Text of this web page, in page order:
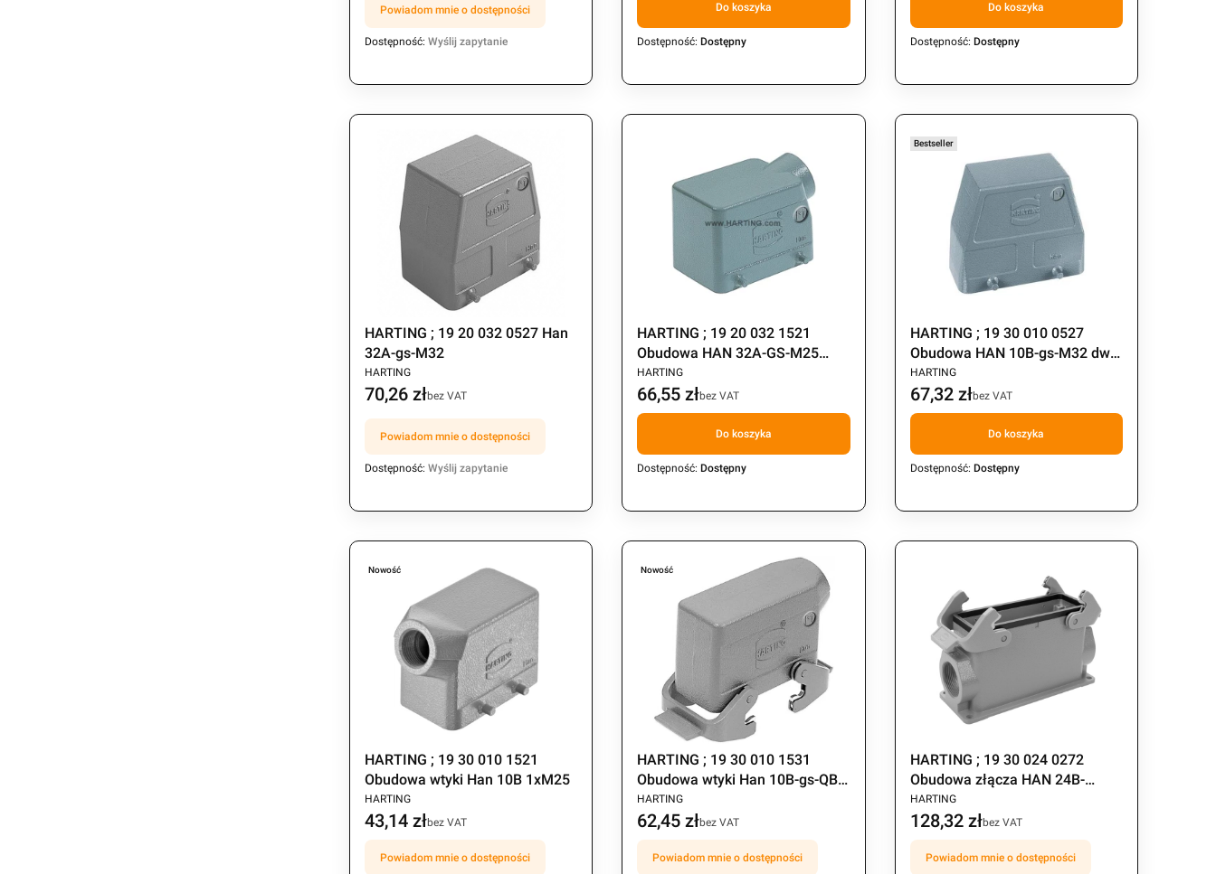
Powiadom mnie o dostępności
Dostępność: Wyślij zapytanie
Do koszyka
Dostępność: Dostępny
Do koszyka
Dostępność: Dostępny
HARTING ; 19 20 032 0527 Han
32A-gs-M32
PRODUCENT
HARTING
Cena
70,26 złbez VAT
Powiadom mnie o dostępności
Dostępność: Wyślij zapytanie
HARTING ; 19 20 032 1521
Obudowa HAN 32A-GS-M25
dwie klamry
PRODUCENT
HARTING
Cena
66,55 złbez VAT
Do koszyka
Dostępność: Dostępny
Bestseller
HARTING ; 19 30 010 0527
Obudowa HAN 10B-gs-M32 dwie
klamry
PRODUCENT
HARTING
Cena
67,32 złbez VAT
Do koszyka
Dostępność: Dostępny
Nowość
HARTING ; 19 30 010 1521
Obudowa wtyki Han 10B 1xM25
PRODUCENT
HARTING
Cena
43,14 złbez VAT
Powiadom mnie o dostępności
Nowość
HARTING ; 19 30 010 1531
Obudowa wtyki Han 10B-gs-QB-
M25
PRODUCENT
HARTING
Cena
62,45 złbez VAT
Powiadom mnie o dostępności
HARTING ; 19 30 024 0272
Obudowa złącza HAN 24B-
ASG2-QB-M32
PRODUCENT
HARTING
Cena
128,32 złbez VAT
Powiadom mnie o dostępności